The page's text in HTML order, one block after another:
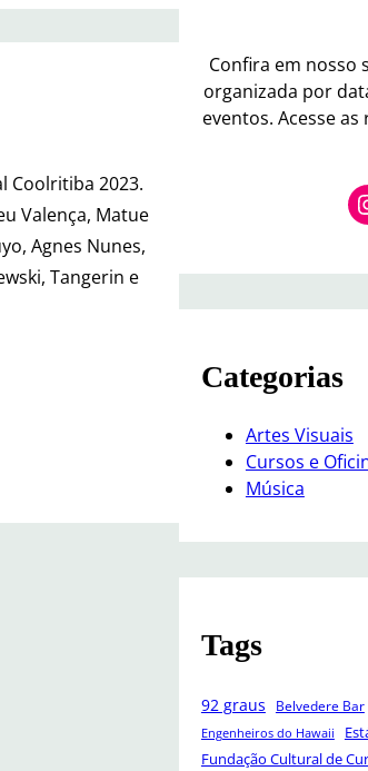
Coolritiba 2023.
Valença, Matue
Agnes Nunes,
Tangerin e
Confira em nosso
organizada por
eventos. Acesse
Categorias
Artes Visuais
Cursos e
Música
Tags
92 graus Belvedere Bar
Engenheiros do Hawaii
Fundação Cultural de